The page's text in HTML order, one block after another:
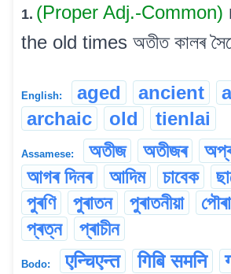
1. (Proper Adj.-Common)
the old times অতীত কালৰ
English: aged ancient
archaic
old tienlai
Assamese: অতীজ অতীজৰ
আগৰ দিনৰ
আদিম চাবেক
পুৰণি
পুৰাতন পুৰাতনীয়া
প্ৰত্ন
প্ৰাচীন
Bodo: एन्चिएन्त गिबि समनि